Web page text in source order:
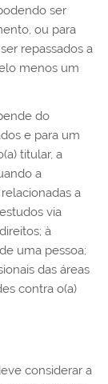
ser
ou para
repassados a
menos um
do
e para um
titular, a
a
a
via
à
uma pessoa;
das áreas
contra o(a)
considerar a